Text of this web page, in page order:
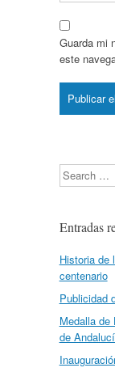
Guarda mi
este
Search
Entradas
Historia de
centenario
Publicidad
Medalla de
de